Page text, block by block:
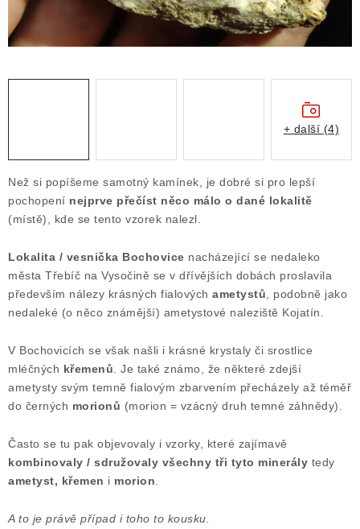
VIDEOGALERIE
Výkup minerálů a drahých kamenů
Formulář pro uplatnění reklamace
Poučení o právu na odstoupení od smlouvy
Než si popíšeme samotný kamínek, je dobré si pro lepší
pochopení nejprve přečíst něco málo o dané lokalitě
(místě), kde se tento vzorek nalezl.
Lokalita / vesnička Bochovice nacházející se nedaleko
města Třebíč na Vysočině se v dřívějších dobách proslavila
především nálezy krásných fialových ametystů , podobně jako
nedaleké (o něco známější) ametystové naleziště Kojatín.
V Bochovicích se však našli i krásné krystaly či srostlice
mléčných křemenů . Je také známo, že některé zdejší
ametysty svým temně fialovým zbarvením přecházely až téměř
do černých morionů (morion = vzácný druh temné záhnědy).
Často se tu pak objevovaly i vzorky, které zajímavě
kombinovaly / sdružovaly všechny tři tyto minerály tedy
ametyst, křemen i morion
A to je právě případ i toho to kousku.
+ další (4)